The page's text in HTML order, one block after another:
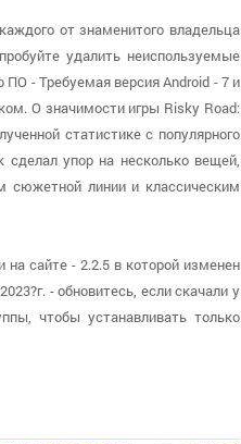
от знаменитого владельца
удалить неиспользуемые
ПО - Требуемая версия Android - 7 и
О значимости игры Risky Road:
статистике с популярного
сделал упор на несколько вещей,
сюжетной линии и классическим
сайте - 2.2.5 в которой изменен
- обновитесь, если скачали у
чтобы устанавливать только